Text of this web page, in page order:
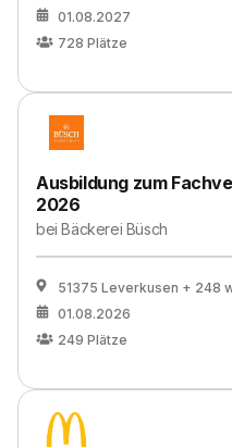
01.08.2027
728 Plätze
Ausbildung zum
2026
beiBäckerei Büsch
51375 Leverkusen + 248
01.08.2026
249 Plätze